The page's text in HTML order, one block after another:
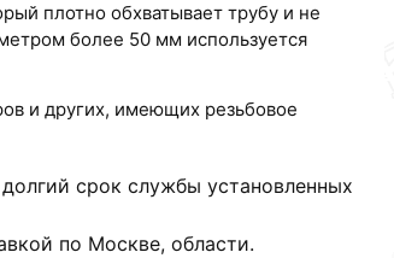
плотно обхватывает трубу и не
более 50 мм используется
и других, имеющих резьбовое
срок службы установленных
по Москве, области.